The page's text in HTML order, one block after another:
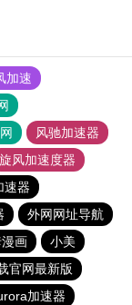
加速
风驰加速器
旋风加速度器
速器
外网网址导航
画
小美
官网最新版
加速器